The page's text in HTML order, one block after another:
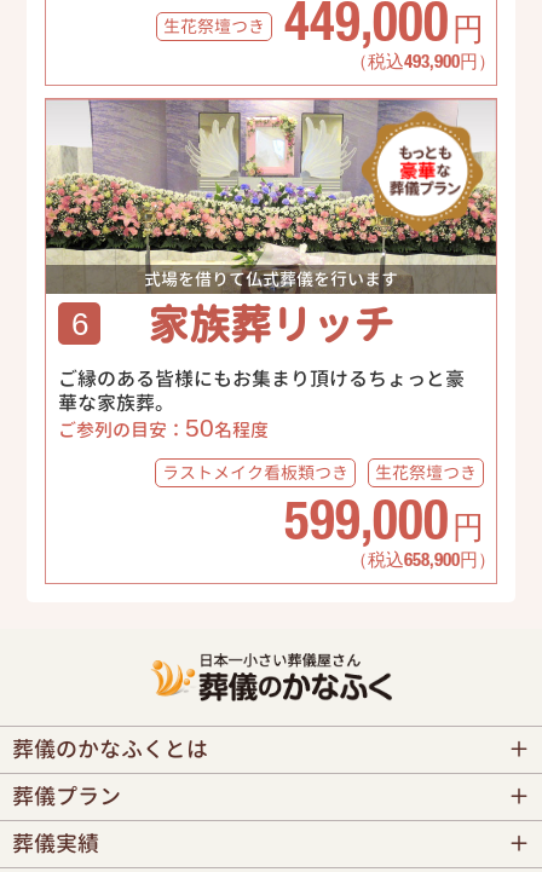
生花祭壇つき 449,000 円
（税込493,900円）
式場を借りて仏式葬儀を行います
6 家族葬リッチ
ご縁のある皆様にもお集まり頂けるちょっと豪
華な家族葬。
ご参列の目安： 50名程度
ラストメイク看板類つき 生花祭壇つき
599,000 円
（税込658,900円）
葬儀のかなふくとは
葬儀プラン
葬儀実績